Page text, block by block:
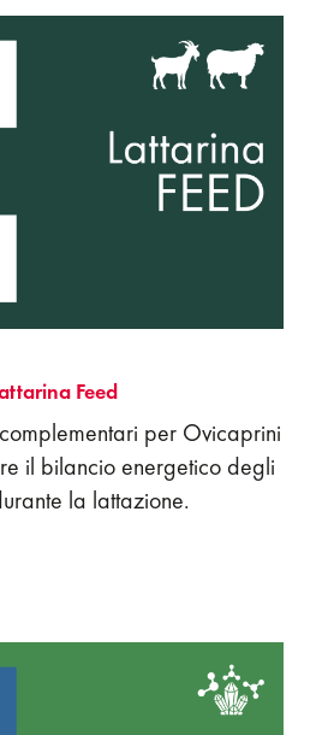
Feed
per Ovicaprini
il bilancio energetico degli
la lattazione.